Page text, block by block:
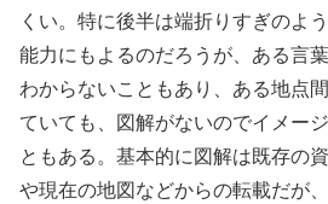
くい。特に後半は端折りすぎのよ
能力にもよるのだろうが、ある言
わからないこともあり、ある地点
ていても、図解がないのでイメー
ともある。基本的に図解は既存の
や現在の地図などからの転載だが